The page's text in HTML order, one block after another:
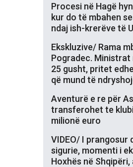
Procesi në Hagë
kur do të mbahen
ndaj ish-krerëve të
Ekskluzive/ Rama
Pogradec.
25 gusht, pritet
që mund të
Aventurë e re për
transferohet te
milionë euro
VIDEO/ I prangosur
sigurie, momenti i
Hoxhës në